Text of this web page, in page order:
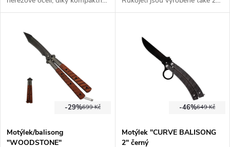
velikosti je ideálním
nerezové oceli a mají na sobě
699 Kč
-29%
Motýlek/balisong
"WOODSTONE"
649 Kč
-46%
Motýlek "CURVE BALISONG
2" černý